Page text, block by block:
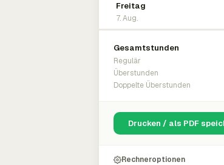
Freitag
7. Aug.
Gesamtstunden
Regulär
Überstunden
Doppelte Überstunden
Drucken / als PDF
Rechneroptionen